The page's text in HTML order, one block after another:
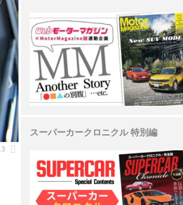
スーパーカークロニクル 特別編